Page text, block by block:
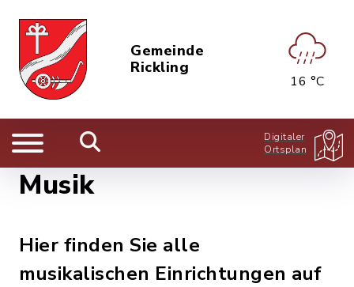
Gemeinde
Rickling
16 °C
Digitaler
Ortsplan
Musik
Hier finden Sie alle
musikalischen Einrichtungen auf